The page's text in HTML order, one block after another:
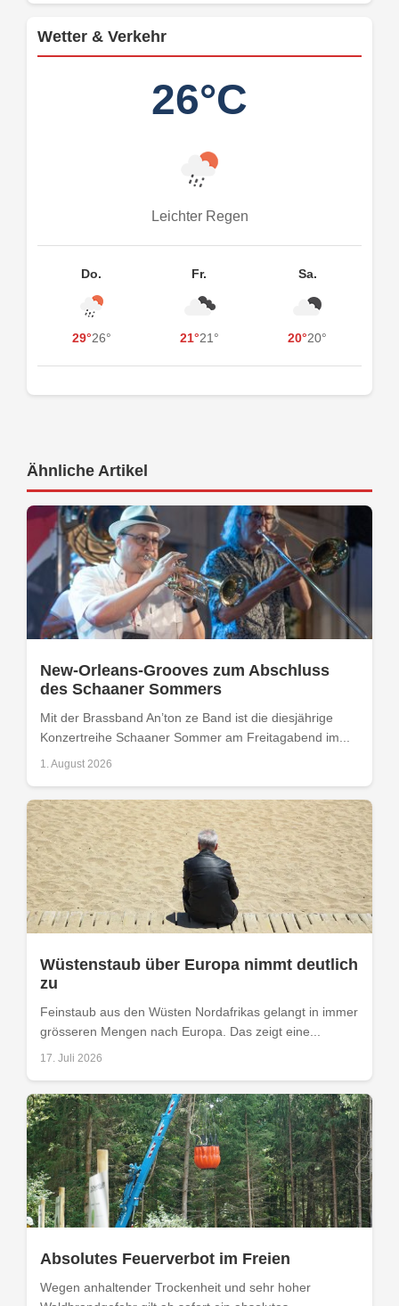
Wetter & Verkehr
26°C
Leichter Regen
Do.
29°26°
Fr.
21°21°
Sa.
20°20°
Ähnliche Artikel
New-Orleans-Grooves zum Abschluss
des Schaaner Sommers
Mit der Brassband An’ton ze Band ist die diesjährige
Konzertreihe Schaaner Sommer am Freitagabend im...
1. August 2026
Wüstenstaub über Europa nimmt deutlich
zu
Feinstaub aus den Wüsten Nordafrikas gelangt in immer
grösseren Mengen nach Europa. Das zeigt eine...
17. Juli 2026
Absolutes Feuerverbot im Freien
Wegen anhaltender Trockenheit und sehr hoher